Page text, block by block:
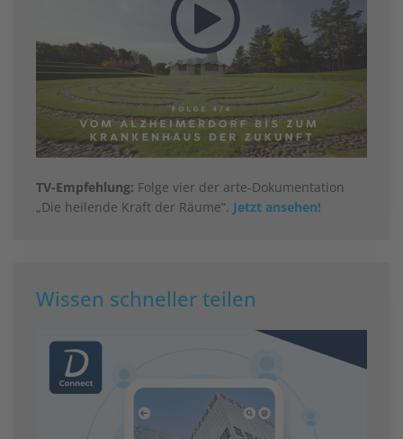
TV-Empfehlung: Folge vier der arte-Dokumentation
„Die heilende Kraft der Räume“. Jetzt ansehen!
Wissen schneller teilen